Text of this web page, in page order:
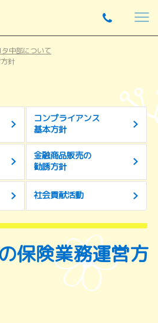
中部について
針
コンプライアンス
基本方針
金融商品販売の
勧誘方針
社会貢献活動
保険業務運営方